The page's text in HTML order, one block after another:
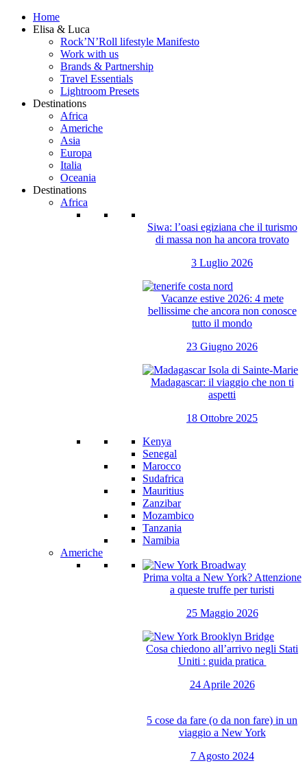
Home
Elisa & Luca
Rock’N’Roll lifestyle Manifesto
Work with us
Brands & Partnership
Travel Essentials
Lightroom Presets
Destinations
Africa
Americhe
Asia
Europa
Italia
Oceania
Destinations
Africa
Siwa: l’oasi egiziana che il turismo
di massa non ha ancora trovato
3 Luglio 2026
Vacanze estive 2026: 4 mete
bellissime che ancora non conosce
tutto il mondo
23 Giugno 2026
Madagascar: il viaggio che non ti
aspetti
18 Ottobre 2025
Kenya
Senegal
Marocco
Sudafrica
Mauritius
Zanzibar
Mozambico
Tanzania
Namibia
Americhe
Prima volta a New York? Attenzione
a queste truffe per turisti
25 Maggio 2026
Cosa chiedono all’arrivo negli Stati
Uniti : guida pratica
24 Aprile 2026
5 cose da fare (o da non fare) in un
viaggio a New York
7 Agosto 2024